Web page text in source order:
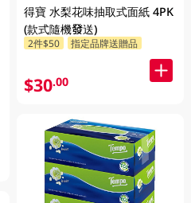
得寶 水梨花味抽取式面紙 4PK
(款式隨機發送)
2件$50 指定品牌送贈品
$30.00